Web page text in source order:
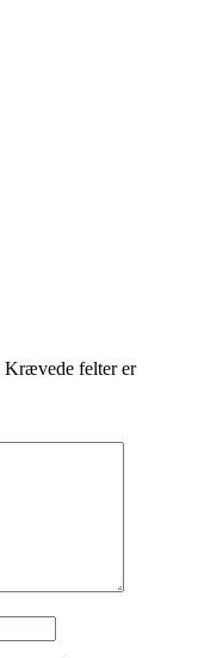
Krævede felter er